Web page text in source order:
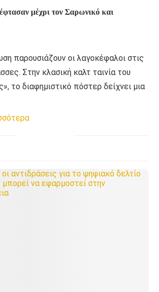
μέχρι τον Σαρωνικό και
παρουσιάζουν οι λαγοκέφαλοι στις
Στην κλασική καλτ ταινία του
το διαφημιστικό πόστερ δείχνει μια